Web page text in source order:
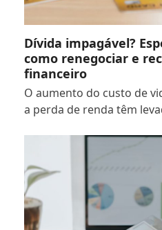
Dívida impagável?
como renegociar e
financeiro
O aumento do custo de
a perda de renda têm